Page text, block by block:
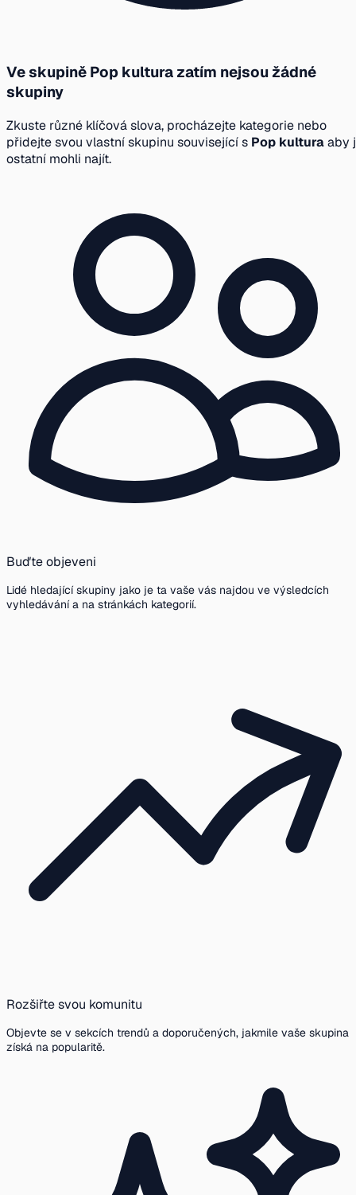
Ve skupině Pop kultura zatím nejsou žádné
skupiny
Zkuste různé klíčová slova, procházejte kategorie nebo
přidejte svou vlastní skupinu související s Pop kulturaaby
ostatní mohli najít.
Buďte objeveni
Lidé hledající skupiny jako je ta vaše vás najdou ve výsledcích
vyhledávání a na stránkách kategorií.
Rozšiřte svou komunitu
Objevte se v sekcích trendů a doporučených, jakmile vaše skupina
získá na popularitě.